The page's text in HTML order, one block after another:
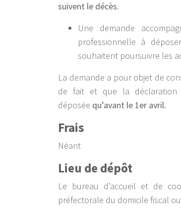
suivent le décès.
Une demande
professionnelle à
souhaitent poursuivre les
La demande a pour objet de
de fait et que la déclaration
déposée qu’avant le 1er avril.
Frais
Néant
Lieu de dépôt
Le bureau d’accueil et de
préfectorale du domicile fiscal